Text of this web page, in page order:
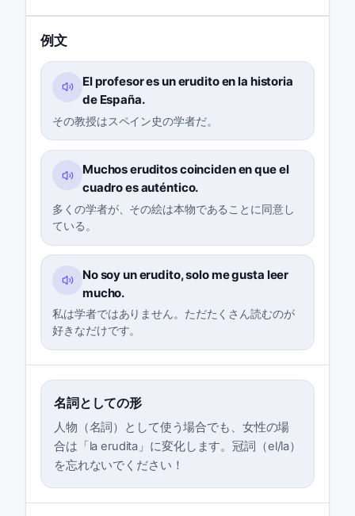
例文
El profesor es un erudito en la historia
de España.
その教授はスペイン史の学者だ。
Muchos eruditos coinciden en que el
cuadro es auténtico.
多くの学者が、その絵は本物であることに同意し
ている。
No soy un erudito, solo me gusta leer
mucho.
私は学者ではありません。ただたくさん読むのが
好きなだけです。
名詞としての形
人物（名詞）として使う場合でも、女性の場
合は「la erudita」に変化します。冠詞（el/la）
を忘れないでください！